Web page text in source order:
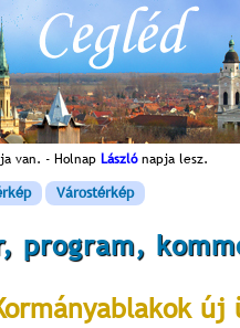
van. - Holnap Lászlónapja lesz.
Várostérkép
program,